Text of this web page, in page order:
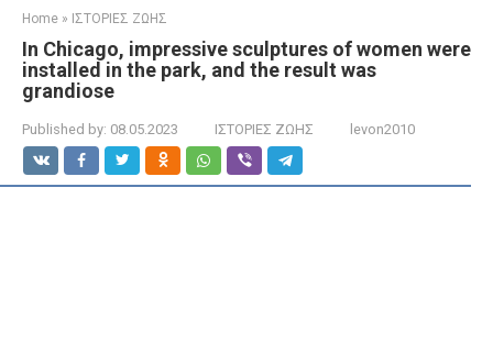
Home » ΙΣΤΟΡΙΕΣ ΖΩΗΣ
In Chicago, impressive sculptures of women were
installed in the park, and the result was
grandiose
Published by: 08.05.2023 ΙΣΤΟΡΙΕΣ ΖΩΗΣ levon2010